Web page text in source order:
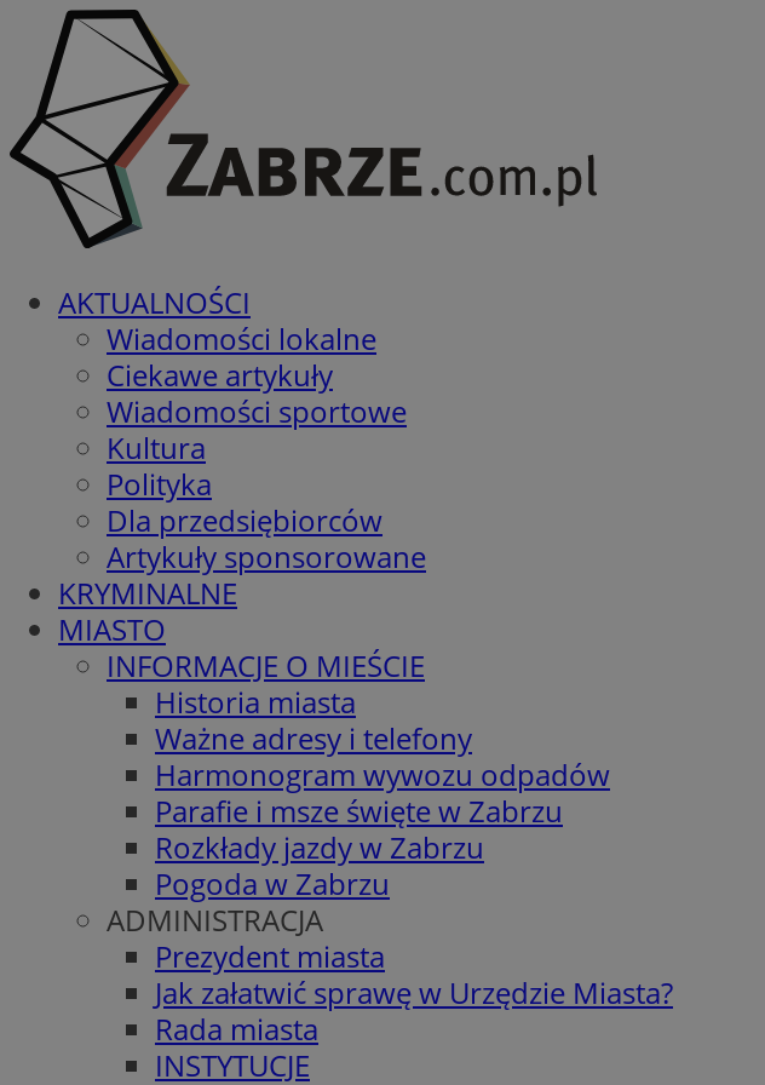
AKTUALNOŚCI
Wiadomości lokalne
Ciekawe artykuły
Wiadomości sportowe
Kultura
Polityka
Dla przedsiębiorców
Artykuły sponsorowane
KRYMINALNE
MIASTO
INFORMACJE O MIEŚCIE
Historia miasta
Ważne adresy i telefony
Harmonogram wywozu odpadów
Parafie i msze święte w Zabrzu
Rozkłady jazdy w Zabrzu
Pogoda w Zabrzu
ADMINISTRACJA
Prezydent miasta
Jak załatwić sprawę w Urzędzie Miasta?
Rada miasta
INSTYTUCJE